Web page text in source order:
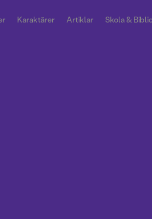
Karaktärer Artiklar Skola &